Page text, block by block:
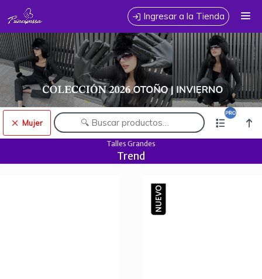
Comprá online productos de Mujer en PRINCIPESSA JEANS
MAYORISTA
Ingresar a la Tienda
CÓMO COMPRAR
TABLA DE TALLES
CONTACTO
Mujer
Comprá online productos de Mujer en PRINCIPESSA JEANS MAYORISTA
Talles Grandes
Trend